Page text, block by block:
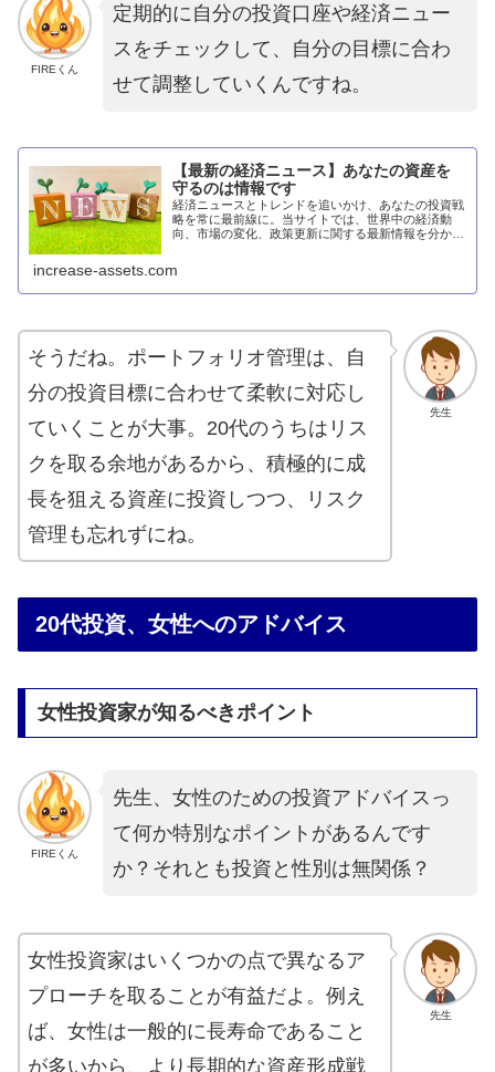
FIREくん
定期的に自分の投資口座や経済ニュー
スをチェックして、自分の目標に合わ
せて調整していくんですね。
【最新の経済ニュース】あなたの資産を
守るのは情報です
経済ニュースとトレンドを追いかけ、あなたの投資戦
略を常に最前線に。当サイトでは、世界中の経済動
向、市場の変化、政策更新に関する最新情報を分かり
ましょう。経済の波に乗り、あなたの資産形成を加速
させる情報がここにあります。
increase-assets.com
先生
そうだね。ポートフォリオ管理は、自
分の投資目標に合わせて柔軟に対応し
ていくことが大事。20代のうちはリス
クを取る余地があるから、積極的に成
長を狙える資産に投資しつつ、リスク
管理も忘れずにね。
20代投資、女性へのアドバイス
女性投資家が知るべきポイント
FIREくん
先生、女性のための投資アドバイスっ
て何か特別なポイントがあるんです
か？それとも投資と性別は無関係？
先生
女性投資家はいくつかの点で異なるア
プローチを取ることが有益だよ。例え
ば、女性は一般的に長寿命であること
が多いから、より長期的な資産形成戦